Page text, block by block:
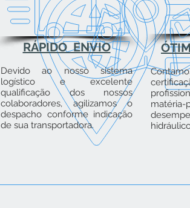
RÁPIDO ENVIO
Devido ao nosso sistema
logístico e excelente
qualificação dos nossos
colaboradores, agilizamos o
despacho conforme indicação
de sua transportadora.